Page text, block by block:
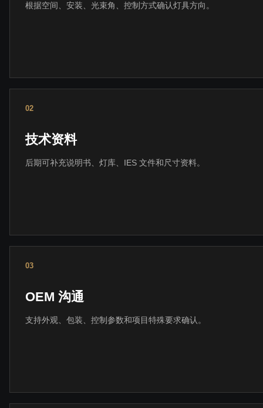
根据空间、安装、光束角、控制方式确认灯具方向。
02
技术资料
后期可补充说明书、灯库、IES 文件和尺寸资料。
03
OEM 沟通
支持外观、包装、控制参数和项目特殊要求确认。